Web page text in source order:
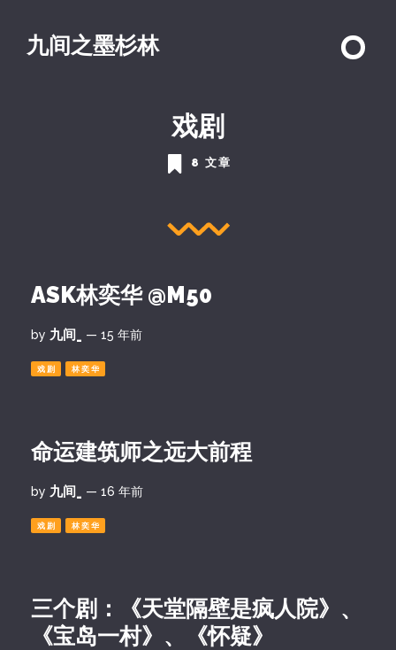
九间之墨杉林
戏剧
8 文章
ASK林奕华 @M50
by 九间_ — 15 年前
戏剧 林奕华
命运建筑师之远大前程
by 九间_ — 16 年前
戏剧 林奕华
三个剧：《天堂隔壁是疯人院》、
《宝岛一村》、《怀疑》